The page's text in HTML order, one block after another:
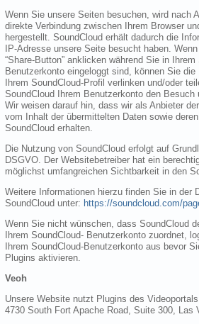
Wenn Sie unsere Seiten besuchen, wird nach
direkte Verbindung zwischen Ihrem Browser
hergestellt. SoundCloud erhält dadurch die
IP-Adresse unsere Seite besucht haben.
“Share-Button” anklicken während Sie in Ihrem
Benutzerkonto eingeloggt sind, können Sie
Ihrem SoundCloud-Profil verlinken und/oder
SoundCloud Ihrem Benutzerkonto den Besuch
Wir weisen darauf hin, dass wir als Anbieter
vom Inhalt der übermittelten Daten sowie
SoundCloud erhalten.
Die Nutzung von SoundCloud erfolgt auf
DSGVO. Der Websitebetreiber hat ein
möglichst umfangreichen Sichtbarkeit in den
Weitere Informationen hierzu finden Sie in der
SoundCloud unter: https://soundcloud.com/
Wenn Sie nicht wünschen, dass SoundCloud
Ihrem SoundCloud- Benutzerkonto zuordnet,
Ihrem SoundCloud-Benutzerkonto aus bevor
Plugins aktivieren.
Veoh
Unsere Website nutzt Plugins des
4730 South Fort Apache Road, Suite 300, Las